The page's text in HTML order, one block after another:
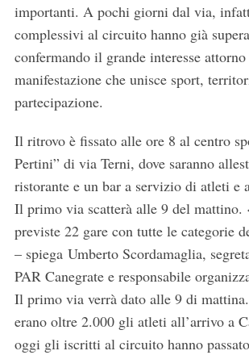
importanti. A pochi giorni dal via,
complessivi al circuito hanno già
confermando il grande interesse attorno
manifestazione che unisce sport,
partecipazione.
Il ritrovo è fissato alle ore 8 al centro
Pertini” di via Terni, dove saranno
ristorante e un bar a servizio di atleti e
Il primo via scatterà alle 9 del mattino.
previste 22 gare con tutte le categorie
– spiega Umberto Scordamaglia,
PAR Canegrate e responsabile
Il primo via verrà dato alle 9 di
erano oltre 2.000 gli atleti all’arrivo a
oggi gli iscritti al circuito hanno